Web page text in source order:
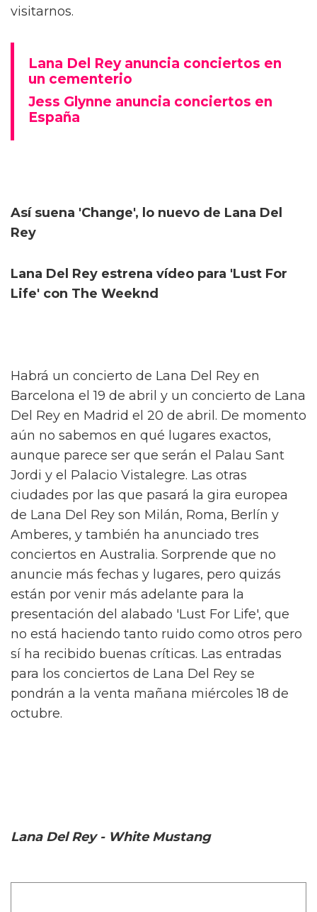
visitarnos.
Lana Del Rey anuncia conciertos en
un cementerio
Jess Glynne anuncia conciertos en
España
Así suena 'Change', lo nuevo de Lana Del
Rey
Lana Del Rey estrena vídeo para 'Lust For
Life' con The Weeknd
Habrá un concierto de Lana Del Rey en
Barcelona el 19 de abril y un concierto de Lana
Del Rey en Madrid el 20 de abril. De momento
aún no sabemos en qué lugares exactos,
aunque parece ser que serán el Palau Sant
Jordi y el Palacio Vistalegre. Las otras
ciudades por las que pasará la gira europea
de Lana Del Rey son Milán, Roma, Berlín y
Amberes, y también ha anunciado tres
conciertos en Australia. Sorprende que no
anuncie más fechas y lugares, pero quizás
están por venir más adelante para la
presentación del alabado 'Lust For Life', que
no está haciendo tanto ruido como otros pero
sí ha recibido buenas críticas. Las entradas
para los conciertos de Lana Del Rey se
pondrán a la venta mañana miércoles 18 de
octubre.
Lana Del Rey - White Mustang